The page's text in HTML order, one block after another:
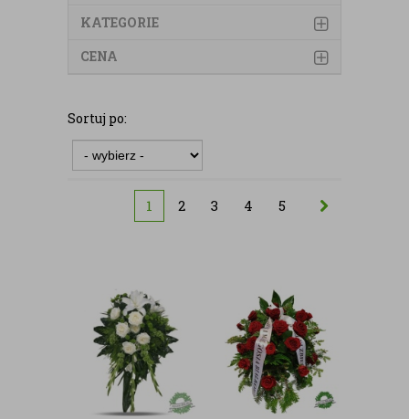
KATEGORIE
CENA
Sortuj po:
1 2 3 4 5